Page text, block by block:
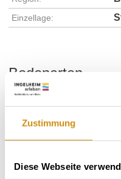
Zustimmung
Diese Webseite
Einzellage:
Bodenarten
LÖSS/
LÖSS/